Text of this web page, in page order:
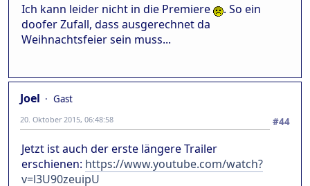
Ich kann leider nicht in die Premiere
. So ein
doofer Zufall, dass ausgerechnet da
Weihnachtsfeier sein muss...
Joel
Gast
#44
20. Oktober 2015, 06:48:58
Jetzt ist auch der erste längere Trailer
erschienen: https://www.youtube.com/watch?
v=l3U90zeuipU